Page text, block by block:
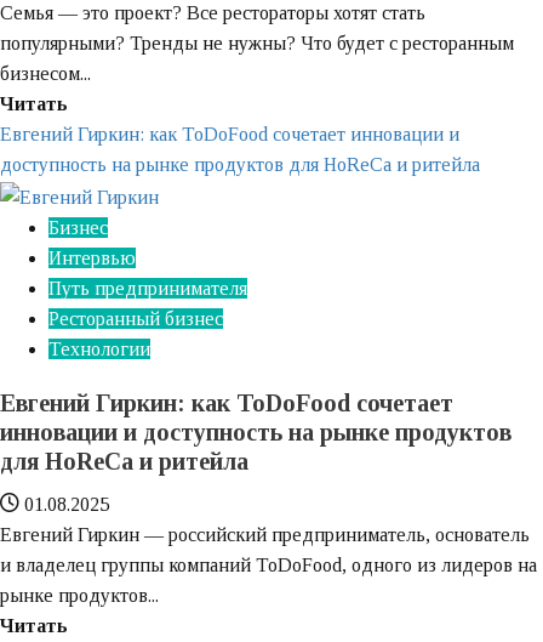
Семья — это проект? Все рестораторы хотят стать
популярными? Тренды не нужны? Что будет с ресторанным
бизнесом...
Читать
больше
о
Яна
Локотош:
«‎Бизнес
—
это
женское,
ты
этого
хочешь»‎
Евгений Гиркин: как ToDoFood сочетает инновации и
доступность на рынке продуктов для HoReCa и ритейла
Бизнес
Интервью
Путь предпринимателя
Ресторанный бизнес
Технологии
Евгений Гиркин: как ToDoFood сочетает
инновации и доступность на рынке продуктов
для HoReCa и ритейла
01.08.2025
Евгений Гиркин — российский предприниматель, основатель
и владелец группы компаний ToDoFood, одного из лидеров на
рынке продуктов...
Читать